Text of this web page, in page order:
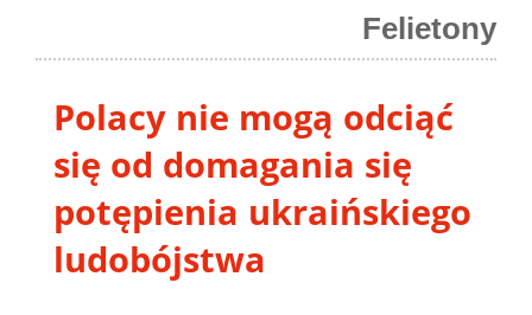
Felietony
Polacy nie mogą odciąć
się od domagania się
potępienia ukraińskiego
ludobójstwa